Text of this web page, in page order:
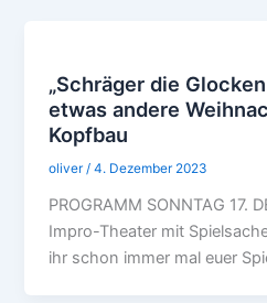
„Schräger die
etwas andere
Kopfbau
oliver/4. Dezember 2023
PROGRAMM SONNTAG 17.
Impro-Theater mit
ihr schon immer mal euer